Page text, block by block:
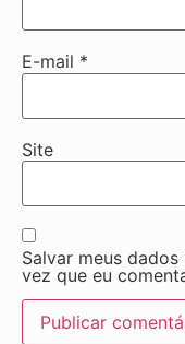
E-mail *
Site
Salvar meus
vez que eu